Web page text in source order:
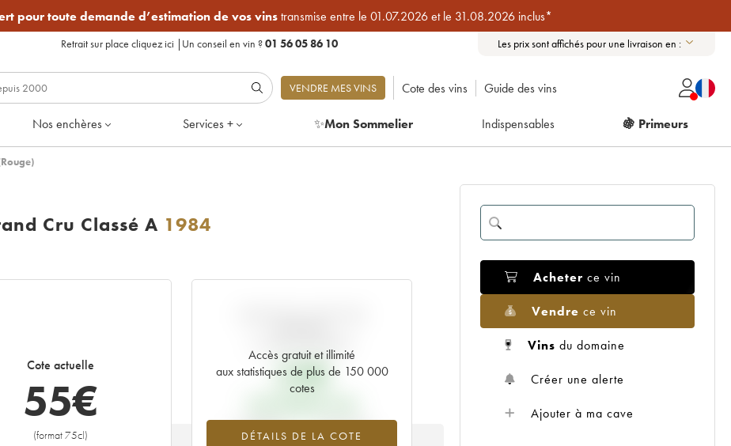
pour toute demande d’estimation de vos vinstransmise entre le 01.07.2026 et le 31.08.2026 inclus*
Retrait sur place cliquez ici | Un conseil en vin ?01 56 05 86 10 Les prix sont affichés pour une livraison en :
VENDRE MES VINS Cote des vins Guide des vins
Nos enchères Services + ✨Mon Sommelier Indispensables 🍇 Primeurs
Cru Classé A 1984
Cote actuelle
55€
(format 75cl)
Accès gratuit et illimité
aux statistiques de plus de 150 000
cotes
DÉTAILS DE LA COTE
25€
+120% +8.7%
Acheter ce vin
Vendre ce vin
Vins du domaine
Créer une alerte
Ajouter à ma cave